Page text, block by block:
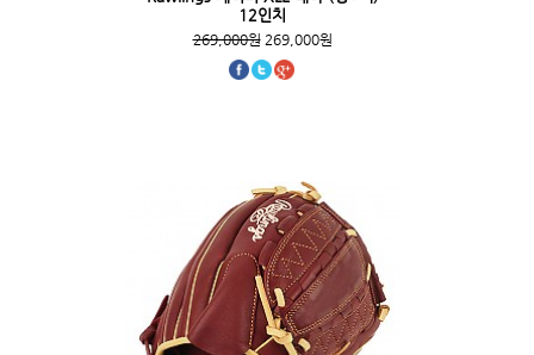
12인치
269,000원269,000원